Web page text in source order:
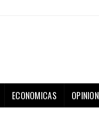
ECONOMICAS OPINION